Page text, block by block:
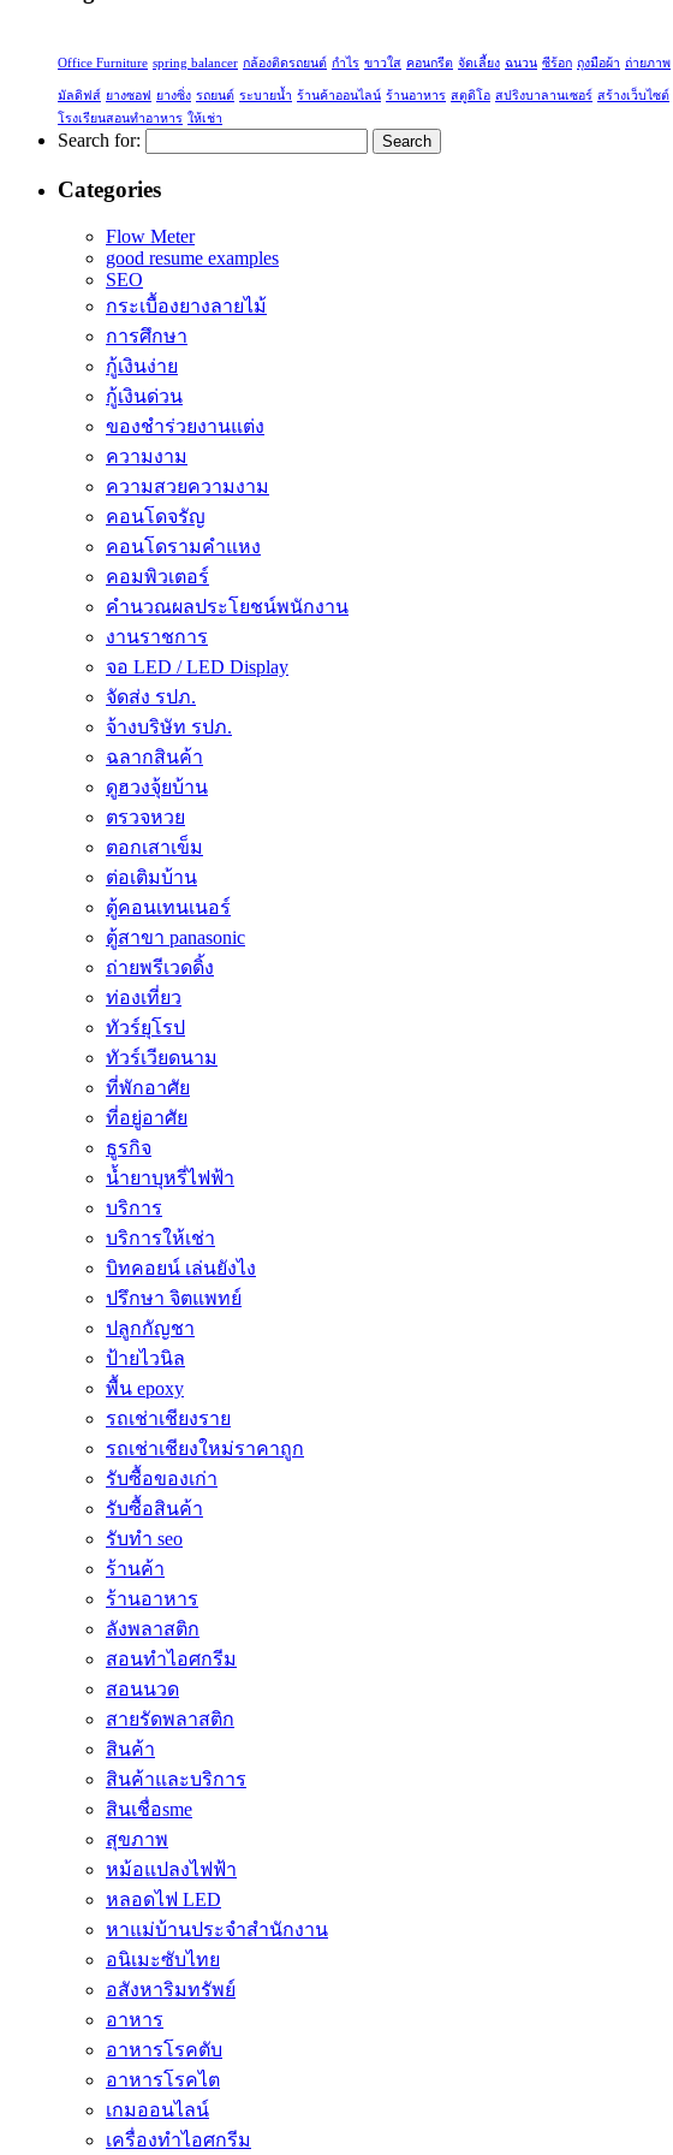
Office Furniture spring balancer กล้องติดรถยนต์ กำไร ขาวใส คอนกรีต จัดเลี้ยง ฉนวน ซีร้อก ถุงมือผ้า ถ่ายภาพ
มัลดิฟส์ ยางซอฟ ยางซิ่ง รถยนต์ ระบายน้ำ ร้านค้าออนไลน์ ร้านอาหาร สตูดิโอ สปริงบาลานเซอร์ สร้างเว็บไซต์
โรงเรียนสอนทำอาหาร ให้เช่า
Search for:
Categories
Flow Meter
good resume examples
SEO
กระเบื้องยางลายไม้
การศึกษา
กู้เงินง่าย
กู้เงินด่วน
ของชำร่วยงานแต่ง
ความงาม
ความสวยความงาม
คอนโดจรัญ
คอนโดรามคำแหง
คอมพิวเตอร์
คำนวณผลประโยชน์พนักงาน
งานราชการ
จอ LED / LED Display
จัดส่ง รปภ.
จ้างบริษัท รปภ.
ฉลากสินค้า
ดูฮวงจุ้ยบ้าน
ตรวจหวย
ตอกเสาเข็ม
ต่อเติมบ้าน
ตู้คอนเทนเนอร์
ตู้สาขา panasonic
ถ่ายพรีเวดดิ้ง
ท่องเที่ยว
ทัวร์ยุโรป
ทัวร์เวียดนาม
ที่พักอาศัย
ที่อยู่อาศัย
ธูรกิจ
น้ำยาบุหรี่ไฟฟ้า
บริการ
บริการให้เช่า
บิทคอยน์ เล่นยังไง
ปรึกษา จิตแพทย์
ปลูกกัญชา
ป้ายไวนิล
พื้น epoxy
รถเช่าเชียงราย
รถเช่าเชียงใหม่ราคาถูก
รับซื้อของเก่า
รับซื้อสินค้า
รับทำ seo
ร้านค้า
ร้านอาหาร
ลังพลาสติก
สอนทำไอศกรีม
สอนนวด
สายรัดพลาสติก
สินค้า
สินค้าและบริการ
สินเชื่อsme
สุขภาพ
หม้อแปลงไฟฟ้า
หลอดไฟ LED
หาแม่บ้านประจำสำนักงาน
อนิเมะซับไทย
อสังหาริมทรัพย์
อาหาร
อาหารโรคตับ
อาหารโรคไต
เกมออนไลน์
เครื่องทำไอศกรีม